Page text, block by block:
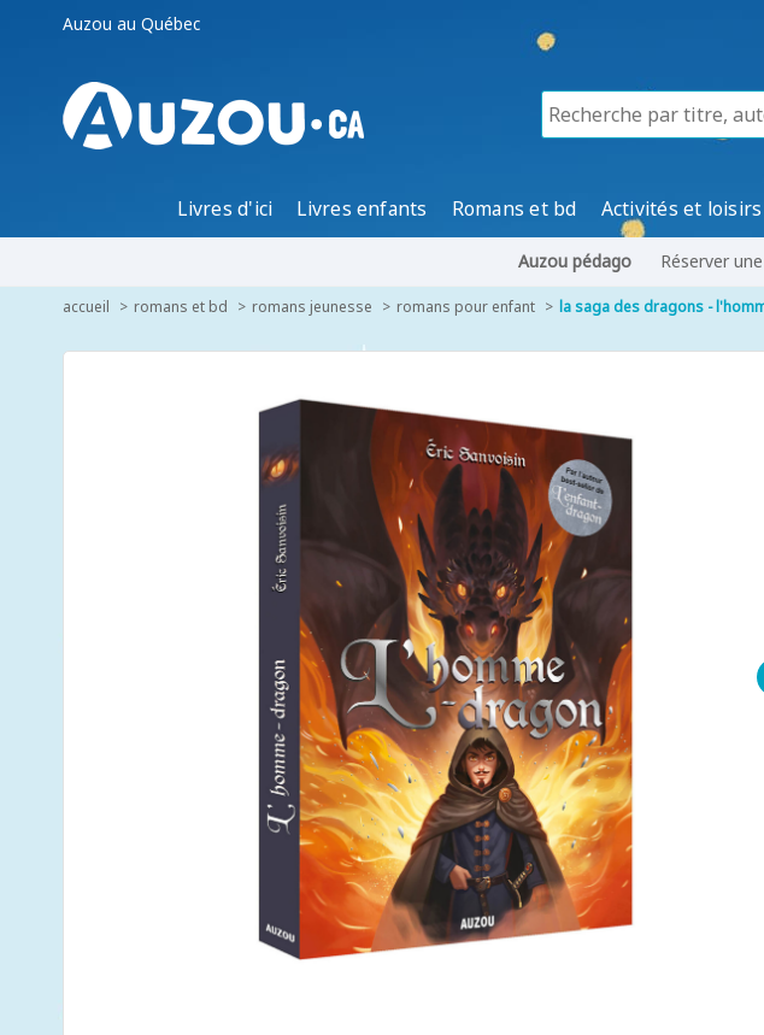
Auzou au Québec
Livres d'ici Livres enfants Romans et bd Activités et
Auzou pédago Réserver
accueil romans et bd romans jeunesse romans pour enfant la saga des dragons -